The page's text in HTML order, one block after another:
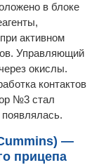
в блоке
активном
Управляющий
окислы.
контактов
№3 стал
—
прицепа